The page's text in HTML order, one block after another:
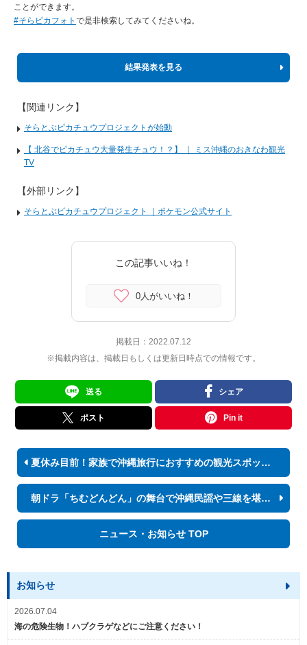
ことができます。
#そらピカフォト で是非検索してみてくださいね。
結果発表を見る
【関連リンク】
そらとぶピカチュウプロジェクトが始動
【 北谷でピカチュウ大量発生チュウ！？】 ｜ ミス沖縄のおきなわ観光
TV
【外部リンク】
そらとぶピカチュウプロジェクト ｜ポケモン公式サイト
この記事いいね！
0人がいいね！
掲載日： 2022.07.12
※掲載内容は、掲載日もしくは更新日時点での情報です。
送る シェア
ポスト Pin it
夏休み目前！家族で沖縄旅行におすすめの観光スポット・イベントまとめ
朝ドラ「ちむどんどん」の舞台で沖縄民謡や三線を堪能したい！
ニュース・お知らせ TOP
お知らせ
2026.07.04
海の危険生物！ハブクラゲなどにご注意ください！